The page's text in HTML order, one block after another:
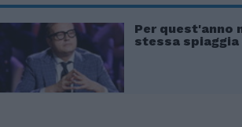
Per quest'anno
stessa